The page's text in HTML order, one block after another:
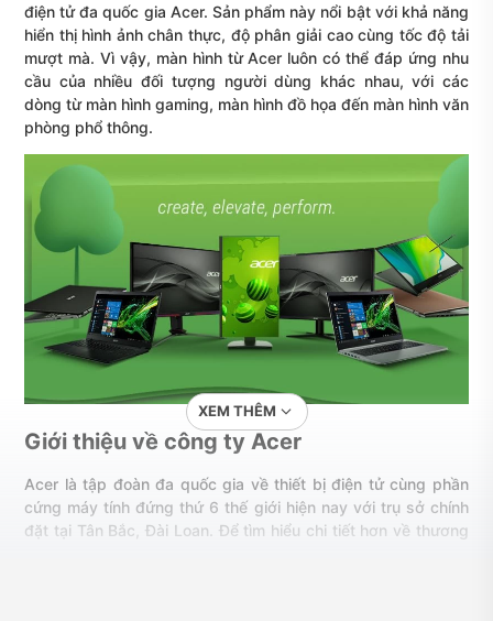
điện tử đa quốc gia Acer. Sản phẩm này nổi bật với khả năng
hiển thị hình ảnh chân thực, độ phân giải cao cùng tốc độ tải
mượt mà. Vì vậy, màn hình từ Acer luôn có thể đáp ứng nhu
cầu của nhiều đối tượng người dùng khác nhau, với các
dòng từ màn hình gaming, màn hình đồ họa đến màn hình văn
phòng phổ thông.
Giới thiệu về công ty Acer
Acer là tập đoàn đa quốc gia về thiết bị điện tử cùng phần
cứng máy tính đứng thứ 6 thế giới hiện nay với trụ sở chính
đặt tại Tân Bắc, Đài Loan. Để tìm hiểu chi tiết hơn về thương
XEM THÊM